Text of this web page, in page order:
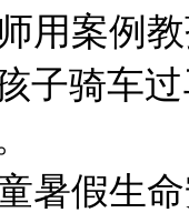
用案例
子骑车
暑假生